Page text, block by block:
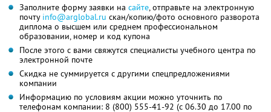
Заполните форму заявки на сайте, отправьте на электронную
почту info@arglobal.ru скан/копию/фото основного разворота
диплома о высшем или среднем профессиональном
образовании, номер и код купона
После этого с вами свяжутся специалисты учебного центра по
электронной почте
Скидка не суммируется с другими спецпредложениями
компании
Информацию по условиям акции можно уточнить по
телефонам компании: 8 (800) 555-41-92 (с 06.30 до 17.00 по